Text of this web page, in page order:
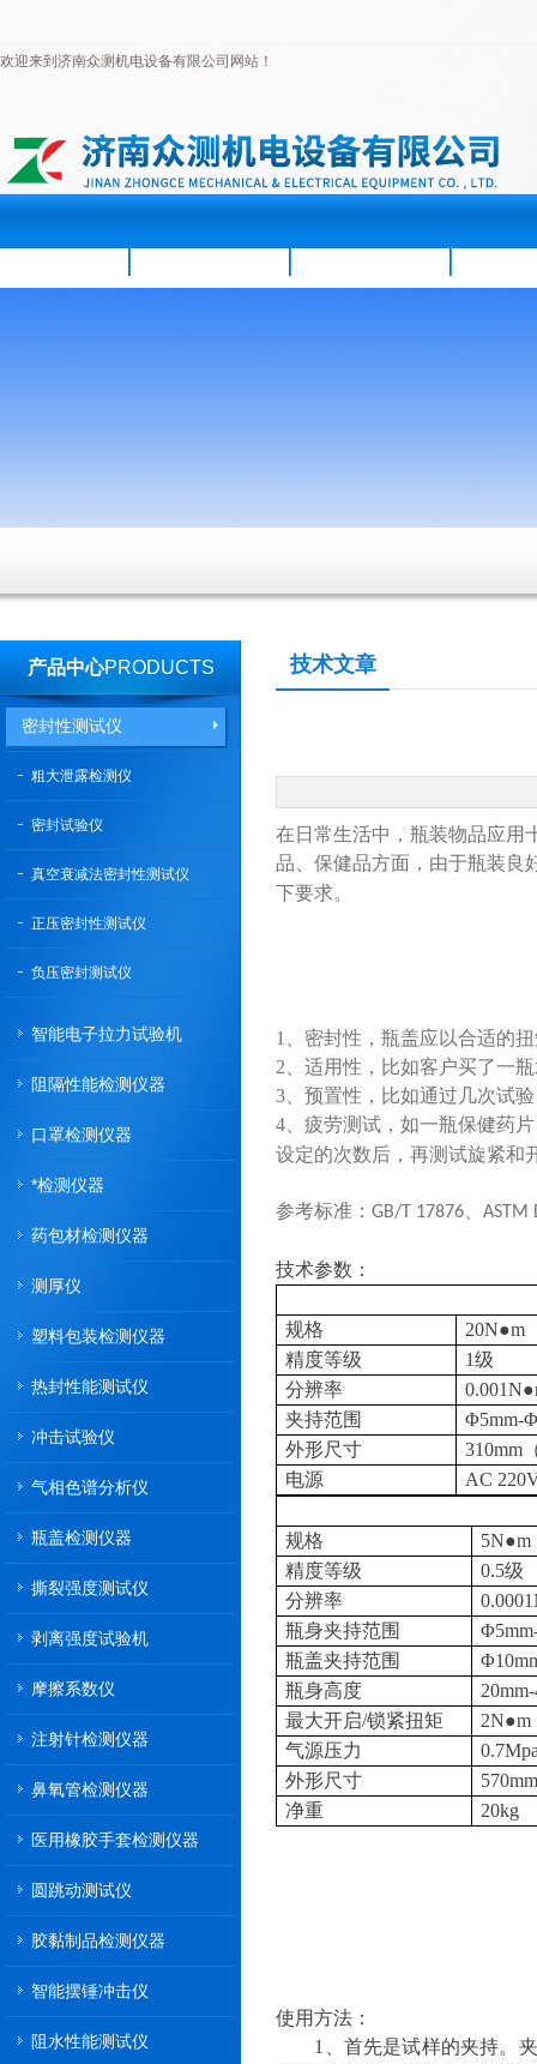
欢迎来到济南众测机电设备有限公司网站！
产品中心PRODUCTS
密封性测试仪
粗大泄露检测仪
密封试验仪
真空衰减法密封性测试仪
正压密封性测试仪
负压密封测试仪
智能电子拉力试验机
阻隔性能检测仪器
口罩检测仪器
*检测仪器
药包材检测仪器
测厚仪
塑料包装检测仪器
热封性能测试仪
冲击试验仪
气相色谱分析仪
瓶盖检测仪器
撕裂强度测试仪
剥离强度试验机
摩擦系数仪
注射针检测仪器
鼻氧管检测仪器
医用橡胶手套检测仪器
圆跳动测试仪
胶黏制品检测仪器
智能摆锤冲击仪
阻水性能测试仪
技术文章
在日常生活中，瓶装物品应用
品、保健品方面，由于瓶装良
下要求。
1、密封性，瓶盖应以合适的
2、适用性，比如客户买了一
3、 预置性，比如通过几次试
4、疲劳测试，如一瓶保健药
设定的次数后，再测试旋紧和
参考标准：GB/T 17876、ASTM
技术参数：
规格
20N●m
精度等级
1级
分辨率
夹持范围
Φ5mm-
外形尺寸
310mm
电源
AC
规格
5N●m
精度等级
0.5级
分辨率
瓶身夹持范围
瓶盖夹持范围
瓶身高度
最大开启/锁紧扭矩
2N●m
气源压力
外形尺寸
净重
20kg
使用方法：
1、首先是试样的夹持。夹